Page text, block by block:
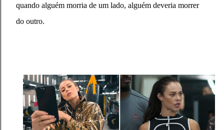
quando alguém morria de um lado, alguém deveria morrer
do outro.